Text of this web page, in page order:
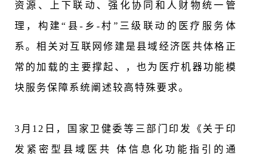
资源、上下联动、强化协同和人财物统一管
理，构建“县-乡-村”三级联动的医疗服务体
系。相关对互联网修建是县域经济医共体格正
常的加载的主要撑起、，也为医疔机器功能模
块服务保障系统阐述较高特殊要求。
3月12日，国家卫健委等三部门印发《关于印
发紧密型县域医共 体信息化功能指引的通